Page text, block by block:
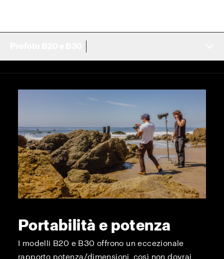
Portabilità e potenza
I modelli B20 e B30 offrono un eccezionale
rapporto potenza/dimensioni, così non dovrai